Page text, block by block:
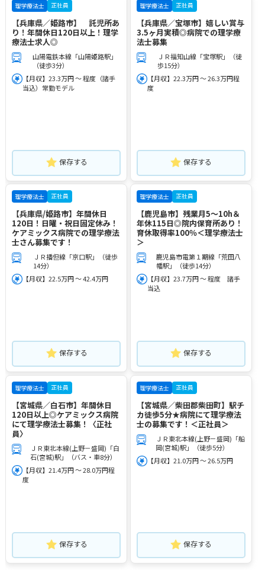
理学療法士 正社員
【兵庫県／姫路市】 託児所あ
り！年間休日120日以上！理学
療法士求人◎
山陽電鉄本線「山陽姫路駅」
（徒歩3分）
【月収】23.3万円 ～ 程度（諸手
当込）常勤モデル
保存する
理学療法士 正社員
【兵庫県／宝塚市】嬉しい賞与
3.5ヶ月実積◎病院での理学療
法士募集
ＪＲ福知山線「宝塚駅」（徒
歩15分）
【月収】22.3万円 ～ 26.3万円程
度
保存する
理学療法士 正社員
【兵庫県/姫路市】年間休日
120日！日曜・祝日固定休み！
ケアミックス病院での理学療法
士さん募集です！
ＪＲ播但線「京口駅」（徒歩
14分）
【月収】22.5万円 ～ 42.4万円
保存する
理学療法士 正社員
【鹿児島市】残業月5～10h＆
年休115日◎院内保育所あり！
育休取得率100％＜理学療法士
＞
鹿児島市電第１期線「荒田八
幡駅」（徒歩14分）
【月収】23.7万円 ～ 程度 諸手
当込
保存する
理学療法士 正社員
【宮城県／白石市】年間休日
120日以上◎ケアミックス病院
にて理学療法士募集！〈正社
員〉
ＪＲ東北本線(上野－盛岡)「白
石(宮城)駅」（バス・車8分）
【月収】21.4万円 ～ 28.0万円程
度
保存する
理学療法士 正社員
【宮城県／柴田郡柴田町】駅チ
カ徒歩5分★病院にて理学療法
士の募集です！＜正社員＞
ＪＲ東北本線(上野－盛岡)「船
岡(宮城)駅」（徒歩5分）
【月収】21.0万円 ～ 26.5万円
保存する